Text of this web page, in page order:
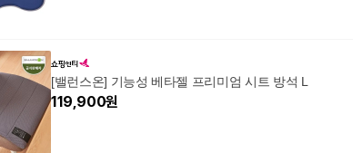
[밸런스온] 기능성 베타젤 프리미엄 시트 방석 L
119,900원